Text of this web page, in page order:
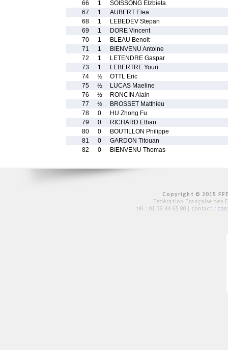
66
1
SOISSONG Elzbieta
67
1
AUBERT Elea
68
1
LEBEDEV Stepan
69
1
DORE Vincent
70
1
BLEAU Benoit
71
1
BIENVENU Antoine
72
1
LETENDRE Gaspar
73
1
LEBERTRE Youri
74
½
OTTL Eric
75
½
LUCAS Maeline
76
½
RONCIN Alain
77
½
BROSSET Matthieu
78
0
HU Zhong Fu
79
0
RICHARD Ethan
80
0
BOUTILLON Philippe
81
0
GARDON Titouan
82
0 BIENVENU Thomas
Copyright © 2015
Fédération Française des
tél : 01 39 44 65 80 | contact :